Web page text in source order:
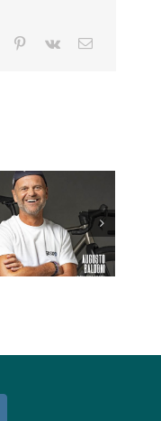
Tumblr Pinterest
Vk Email
Forlì IN Magazine
03/2026